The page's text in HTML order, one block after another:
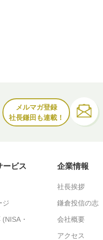
メルマガ登録
社長鎌田も連載！
ービス
ジ
・
企業情報
社長挨拶
鎌倉投信の志
会社概要
アクセス